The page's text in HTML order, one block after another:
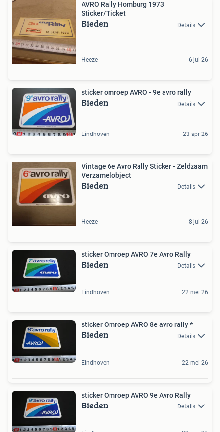
AVRO Rally Homburg 1973
Sticker/Ticket
Bieden Details
Heeze 6 jul 26
sticker omroep AVRO - 9e avro rally
Bieden Details
Eindhoven 23 apr 26
Vintage 6e Avro Rally Sticker - Zeldzaam
Verzamelobject
Bieden Details
Heeze 8 jul 26
sticker Omroep AVRO 7e Avro Rally
Bieden Details
Eindhoven 22 mei 26
sticker Omroep AVRO 8e avro rally *
Bieden Details
Eindhoven 22 mei 26
sticker Omroep AVRO 9e Avro Rally
Bieden Details